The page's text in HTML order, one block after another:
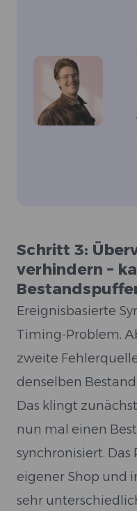
Schritt 3:
verhindern –
Ereignisbasierte
Timing-Problem.
zweite
denselben Bestand.
Das klingt
nun mal einen
synchronisiert. Das
eigener Shop und
sehr